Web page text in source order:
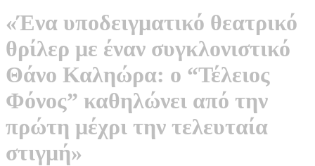
«Ένα υποδειγματικό θεατρικό
θρίλερ με έναν συγκλονιστικό
Θάνο Καληώρα: ο “Τέλειος
Φόνος” καθηλώνει από την
πρώτη μέχρι την τελευταία
στιγμή»